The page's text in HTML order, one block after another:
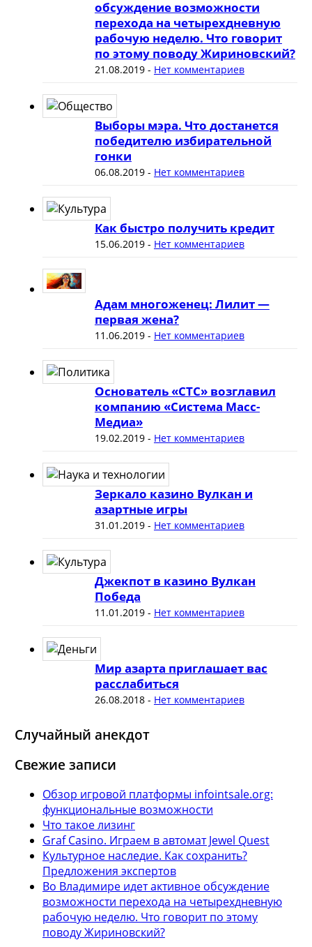
обсуждение возможности
перехода на четырехдневную
рабочую неделю. Что говорит
по этому поводу Жириновский?
21.08.2019- Нет комментариев
Выборы мэра. Что достанется
победителю избирательной
гонки
06.08.2019- Нет комментариев
Как быстро получить кредит
15.06.2019- Нет комментариев
Адам многоженец: Лилит —
первая жена?
11.06.2019- Нет комментариев
Основатель «СТС» возглавил
компанию «Система Масс-
Медиа»
19.02.2019- Нет комментариев
Зеркало казино Вулкан и
азартные игры
31.01.2019- Нет комментариев
Джекпот в казино Вулкан
Победа
11.01.2019- Нет комментариев
Мир азарта приглашает вас
расслабиться
26.08.2018- Нет комментариев
Случайный анекдот
Свежие записи
Обзор игровой платформы infointsale.org:
функциональные возможности
Что такое лизинг
Graf Casino. Играем в автомат Jewel Quest
Культурное наследие. Как сохранить?
Предложения экспертов
Во Владимире идет активное обсуждение
возможности перехода на четырехдневную
рабочую неделю. Что говорит по этому
поводу Жириновский?